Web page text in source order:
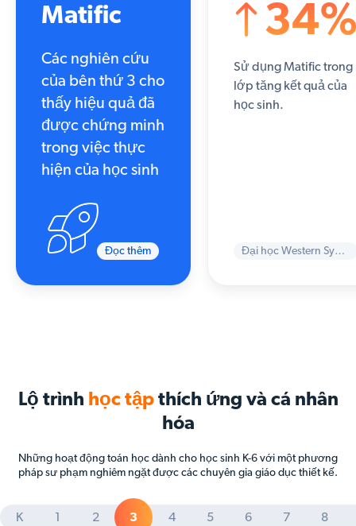
Matific
Các nghiên cứu
của bên thứ 3 cho
thấy hiệu quả đã
được chứng minh
trong việc thực
hiện của học sinh
Đọc thêm
Sử dụng Matific trong
lớp tăng kết quả của
học sinh.
Đại học Western Sydney
Lộ trình học tậpthích ứng và cá nhân
hóa
Những hoạt động toán học dành cho học sinh K-6 với một phương
pháp sư phạm nghiêm ngặt được các chuyên gia giáo dục thiết kế.
K 1 2 3 4 5 6 7 8